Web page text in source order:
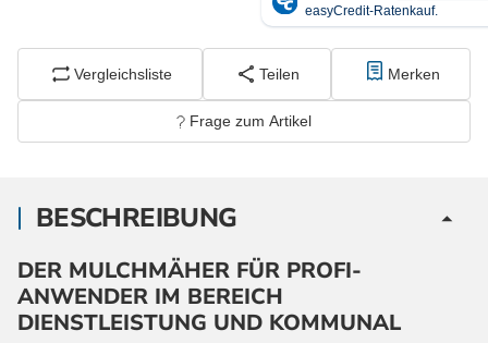
Vergleichsliste Teilen Merken
Frage zum Artikel
BESCHREIBUNG
DER MULCHMÄHER FÜR PROFI-
ANWENDER IM BEREICH
DIENSTLEISTUNG UND KOMMUNAL